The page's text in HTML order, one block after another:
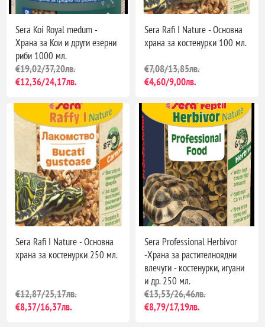
Sera Koi Royal medum -
Храна за Кои и други езерни
риби 1000 мл.
€19,02/37,20лв.
€12,36/24,17лв.
Sera Rafi I Nature - Основна
храна за костенурки 100 мл.
€7,08/13,85лв.
€4,60/9,00лв.
Sera Rafi I Nature - Основна
храна за костенурки 250 мл.
€12,87/25,17лв.
€8,37/16,37лв.
Sera Professional Herbivor
-Храна за растителноядни
влечуги - костенурки, игуани
и др. 250 мл.
€13,53/26,46лв.
€8,79/17,19лв.